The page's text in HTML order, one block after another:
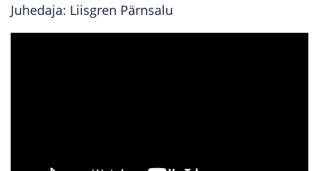
Juhedaja: Liisgren Pärnsalu